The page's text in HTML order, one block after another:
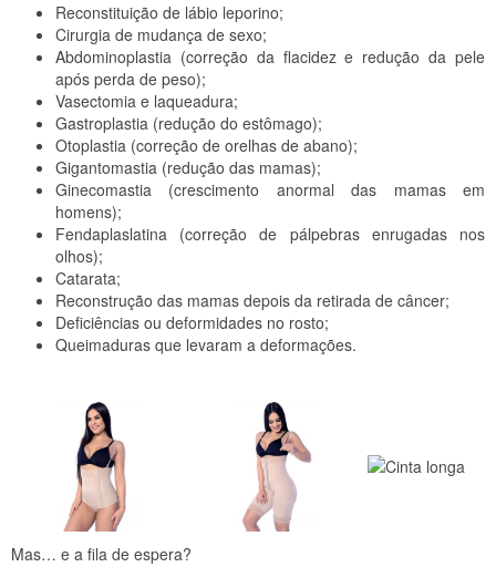
Reconstituição de lábio leporino;
Cirurgia de mudança de sexo;
Abdominoplastia (correção da flacidez e redução da pele
após perda de peso);
Vasectomia e laqueadura;
Gastroplastia (redução do estômago);
Otoplastia (correção de orelhas de abano);
Gigantomastia (redução das mamas);
Ginecomastia (crescimento anormal das mamas em
homens);
Fendaplaslatina (correção de pálpebras enrugadas nos
olhos);
Catarata;
Reconstrução das mamas depois da retirada de câncer;
Deficiências ou deformidades no rosto;
Queimaduras que levaram a deformações.
Mas… e a fila de espera?